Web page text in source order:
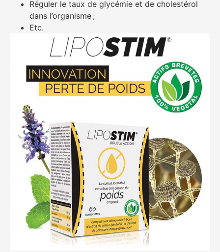
Réguler le taux de glycémie et de cholestérol
dans l’organisme ;
Etc.